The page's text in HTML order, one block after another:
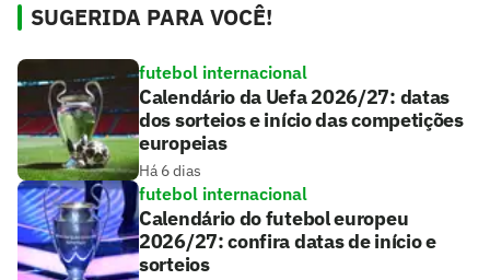
SUGERIDA PARA VOCÊ!
futebol internacional
Calendário da Uefa 2026/27: datas
dos sorteios e início das competições
europeias
Há 6 dias
futebol internacional
Calendário do futebol europeu
2026/27: confira datas de início e
sorteios